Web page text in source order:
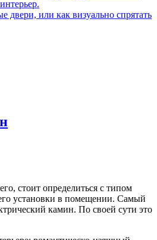
двери, или как визуально спрятать
стоит определиться с типом
установки в помещении. Самый
камин. По своей сути это